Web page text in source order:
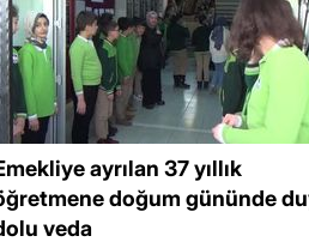
ayrılan 37 yıllık
doğum gününde
veda